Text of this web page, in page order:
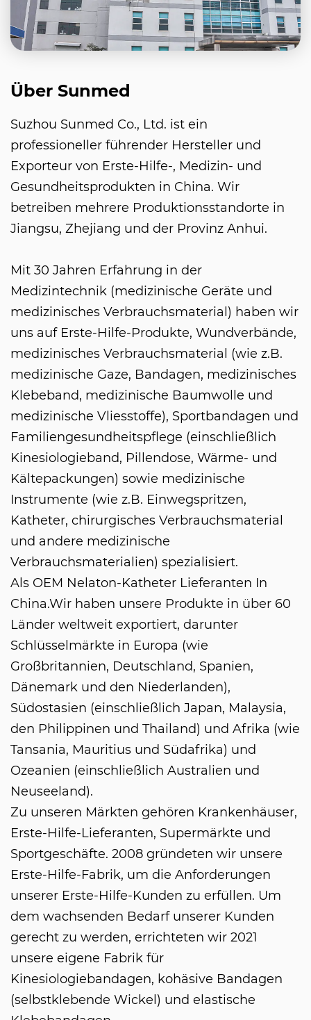
Über Sunmed
Suzhou Sunmed Co., Ltd. ist ein
professioneller führender Hersteller und
Exporteur von Erste-Hilfe-, Medizin- und
Gesundheitsprodukten in China. Wir
betreiben mehrere Produktionsstandorte in
Jiangsu, Zhejiang und der Provinz Anhui.
Mit 30 Jahren Erfahrung in der
Medizintechnik (medizinische Geräte und
medizinisches Verbrauchsmaterial) haben wir
uns auf Erste-Hilfe-Produkte, Wundverbände,
medizinisches Verbrauchsmaterial (wie z.B.
medizinische Gaze, Bandagen, medizinisches
Klebeband, medizinische Baumwolle und
medizinische Vliesstoffe), Sportbandagen und
Familiengesundheitspflege (einschließlich
Kinesiologieband, Pillendose, Wärme- und
Kältepackungen) sowie medizinische
Instrumente (wie z.B. Einwegspritzen,
Katheter, chirurgisches Verbrauchsmaterial
und andere medizinische
Verbrauchsmaterialien) spezialisiert.
Als OEM Nelaton-Katheter Lieferanten In
China.Wir haben unsere Produkte in über 60
Länder weltweit exportiert, darunter
Schlüsselmärkte in Europa (wie
Großbritannien, Deutschland, Spanien,
Dänemark und den Niederlanden),
Südostasien (einschließlich Japan, Malaysia,
den Philippinen und Thailand) und Afrika (wie
Tansania, Mauritius und Südafrika) und
Ozeanien (einschließlich Australien und
Neuseeland).
Zu unseren Märkten gehören Krankenhäuser,
Erste-Hilfe-Lieferanten, Supermärkte und
Sportgeschäfte. 2008 gründeten wir unsere
Erste-Hilfe-Fabrik, um die Anforderungen
unserer Erste-Hilfe-Kunden zu erfüllen. Um
dem wachsenden Bedarf unserer Kunden
gerecht zu werden, errichteten wir 2021
unsere eigene Fabrik für
Kinesiologiebandagen, kohäsive Bandagen
(selbstklebende Wickel) und elastische